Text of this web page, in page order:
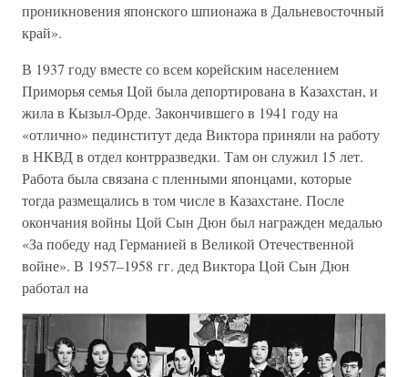
проникновения японского шпионажа в Дальневосточный
край».
В 1937 году вместе со всем корейским населением
Приморья семья Цой была депортирована в Казахстан, и
жила в Кызыл-Орде. Закончившего в 1941 году на
«отлично» пединститут деда Виктора приняли на работу
в НКВД в отдел контрразведки. Там он служил 15 лет.
Работа была связана с пленными японцами, которые
тогда размещались в том числе в Казахстане. После
окончания войны Цой Сын Дюн был награжден медалью
«За победу над Германией в Великой Отечественной
войне». В 1957–1958 гг. дед Виктора Цой Сын Дюн
работал на